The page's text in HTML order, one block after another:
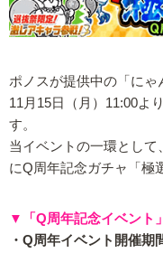
ポノスが提供中の「に
11月15日（月）11:00よ
す。
当イベントの一環として
にQ周年記念ガチャ「極
▼「Q周年記念イベント
・Q周年イベント開催期